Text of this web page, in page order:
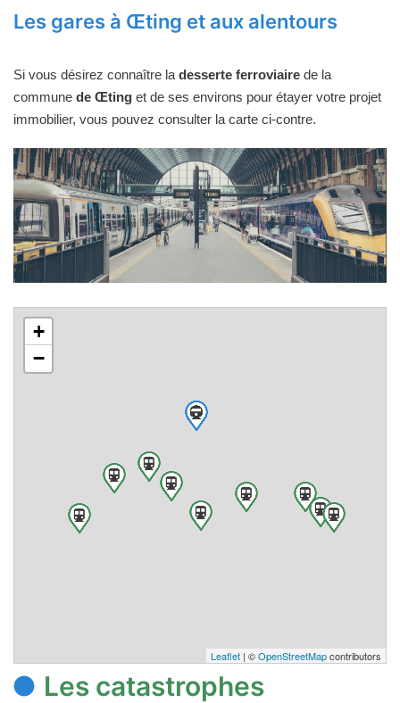
Les gares à Œting et aux alentours
Si vous désirez connaître la desserte ferroviaire de la
commune de Œting et de ses environs pour étayer votre projet
immobilier, vous pouvez consulter la carte ci-contre.
+
−
Leaflet | ©OpenStreetMapcontributors
Les catastrophes